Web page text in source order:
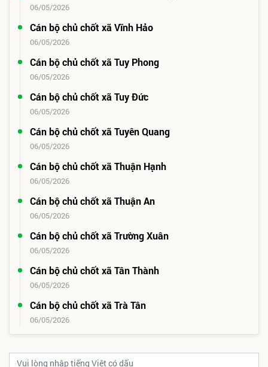
06/05/2026
Cán bộ chủ chốt xã Vĩnh Hảo
06/05/2026
Cán bộ chủ chốt xã Tuy Phong
06/05/2026
Cán bộ chủ chốt xã Tuy Đức
06/05/2026
Cán bộ chủ chốt xã Tuyên Quang
06/05/2026
Cán bộ chủ chốt xã Thuận Hạnh
06/05/2026
Cán bộ chủ chốt xã Thuận An
06/05/2026
Cán bộ chủ chốt xã Trường Xuân
06/05/2026
Cán bộ chủ chốt xã Tân Thành
06/05/2026
Cán bộ chủ chốt xã Trà Tân
06/05/2026